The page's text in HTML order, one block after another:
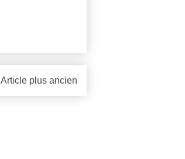
Article plus ancien